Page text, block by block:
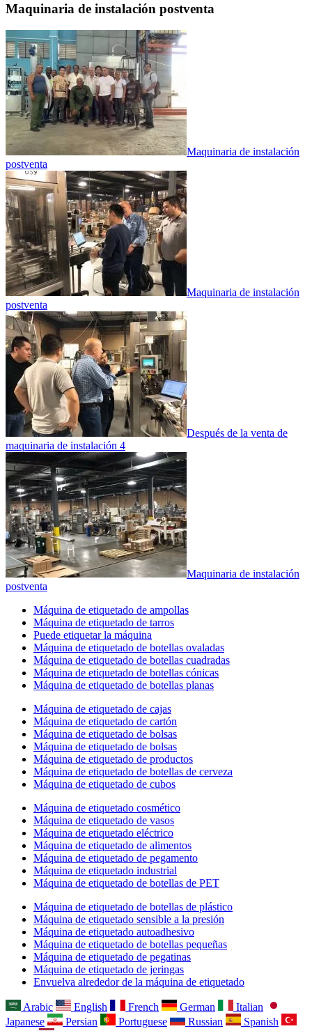
Maquinaria de instalación postventa
Maquinaria de instalación
postventa
Maquinaria de instalación
postventa
Después de la venta de
maquinaria de instalación 4
Maquinaria de instalación
postventa
Máquina de etiquetado de ampollas
Máquina de etiquetado de tarros
Puede etiquetar la máquina
Máquina de etiquetado de botellas ovaladas
Máquina de etiquetado de botellas cuadradas
Máquina de etiquetado de botellas cónicas
Máquina de etiquetado de botellas planas
Máquina de etiquetado de cajas
Máquina de etiquetado de cartón
Máquina de etiquetado de bolsas
Máquina de etiquetado de bolsas
Máquina de etiquetado de productos
Máquina de etiquetado de botellas de cerveza
Máquina de etiquetado de cubos
Máquina de etiquetado cosmético
Máquina de etiquetado de vasos
Máquina de etiquetado eléctrico
Máquina de etiquetado de alimentos
Máquina de etiquetado de pegamento
Máquina de etiquetado industrial
Máquina de etiquetado de botellas de PET
Máquina de etiquetado de botellas de plástico
Máquina de etiquetado sensible a la presión
Máquina de etiquetado autoadhesivo
Máquina de etiquetado de botellas pequeñas
Máquina de etiquetado de pegatinas
Máquina de etiquetado de jeringas
Envuelva alrededor de la máquina de etiquetado
Arabic English French German
Italian
Japanese
Persian Portuguese Russian
Spanish